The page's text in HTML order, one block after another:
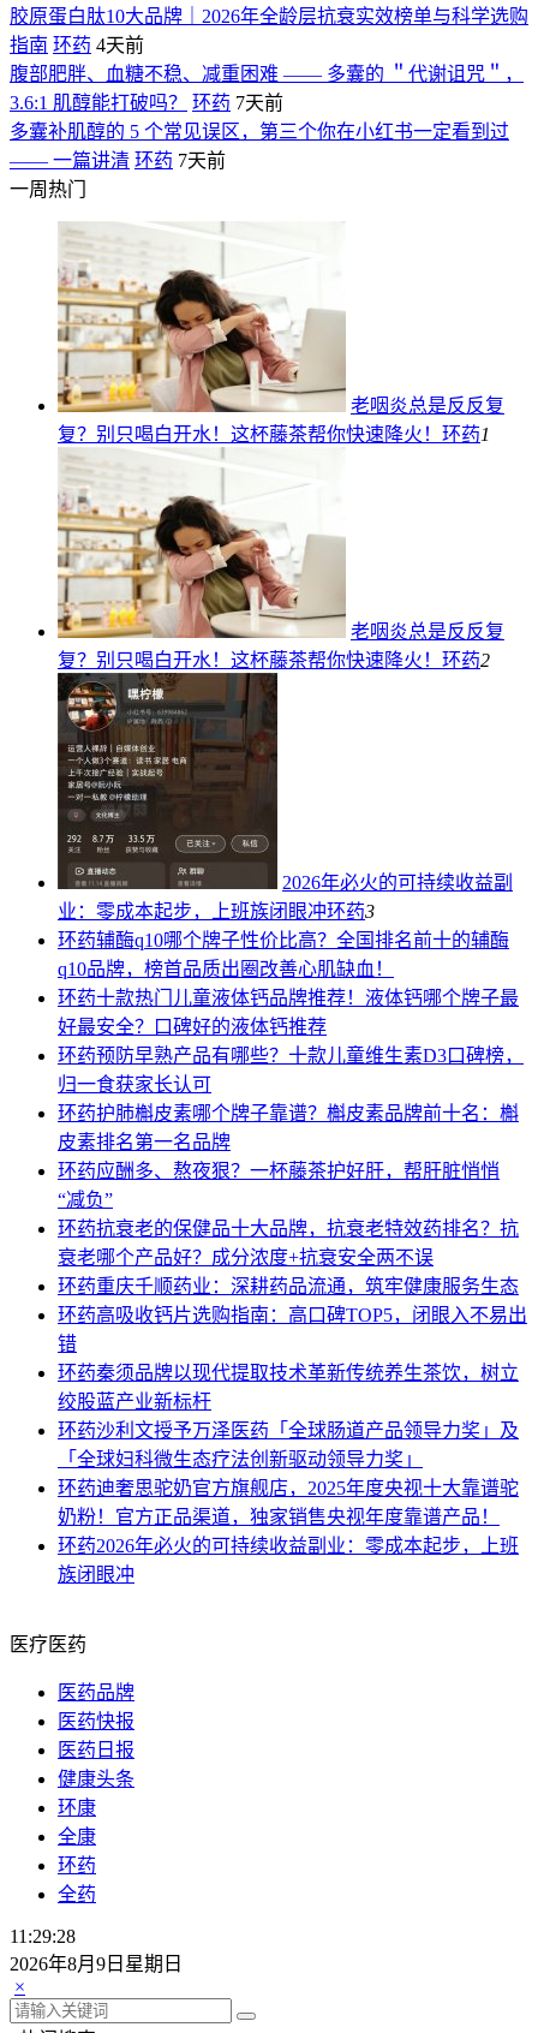
胶原蛋白肽10大品牌｜2026年全龄层抗衰实效榜单与科学选购
指南 环药 4天前
腹部肥胖、血糖不稳、减重困难 —— 多囊的 ＂代谢诅咒＂，
3.6:1 肌醇能打破吗？
环药 7天前
多囊补肌醇的 5 个常见误区，第三个你在小红书一定看到过
—— 一篇讲清 环药 7天前
一周热门
老咽炎总是反反复
复？别只喝白开水！这杯藤茶帮你快速降火！ 环药1
老咽炎总是反反复
复？别只喝白开水！这杯藤茶帮你快速降火！ 环药2
2026年必火的可持续收益副
业：零成本起步，上班族闭眼冲环药3
环药辅酶q10哪个牌子性价比高？全国排名前十的辅酶
q10品牌，榜首品质出圈改善心肌缺血！
环药十款热门儿童液体钙品牌推荐！液体钙哪个牌子最
好最安全？口碑好的液体钙推荐
环药预防早熟产品有哪些？十款儿童维生素D3口碑榜，
归一食获家长认可
环药护肺槲皮素哪个牌子靠谱？槲皮素品牌前十名：槲
皮素排名第一名品牌
环药应酬多、熬夜狠？一杯藤茶护好肝，帮肝脏悄悄
“减负”
环药抗衰老的保健品十大品牌，抗衰老特效药排名？抗
衰老哪个产品好？成分浓度+抗衰安全两不误
环药重庆千顺药业：深耕药品流通，筑牢健康服务生态
环药高吸收钙片选购指南：高口碑TOP5，闭眼入不易出
错
环药秦须品牌以现代提取技术革新传统养生茶饮，树立
绞股蓝产业新标杆
环药沙利文授予万泽医药「全球肠道产品领导力奖」及
「全球妇科微生态疗法创新驱动领导力奖」
环药迪奢思驼奶官方旗舰店，2025年度央视十大靠谱驼
奶粉！官方正品渠道，独家销售央视年度靠谱产品！
环药2026年必火的可持续收益副业：零成本起步，上班
族闭眼冲
医疗医药
医药品牌
医药快报
医药日报
健康头条
环康
全康
环药
全药
11:29:29
2026年8月9日星期日
×